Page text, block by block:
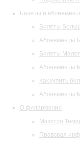
Билеты и
Билеты
Абонементы
Билеты
Абонементы
Как купить
Абонементы
О филармонии
Маэстро
Правовая